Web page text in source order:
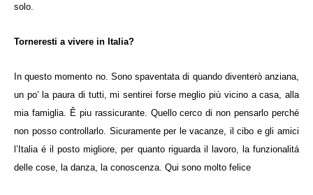
solo.
Torneresti a vivere in Italia?
In questo momento no. Sono spaventata di quando diventerò anziana,
un po’ la paura di tutti, mi sentirei forse meglio più vicino a casa, alla
mia famiglia. Ê piu rassicurante. Quello cerco di non pensarlo perché
non posso controllarlo. Sicuramente per le vacanze, il cibo e gli amici
l’Italia é il posto migliore, per quanto riguarda il lavoro, la funzionalitá
delle cose, la danza, la conoscenza. Qui sono molto felice